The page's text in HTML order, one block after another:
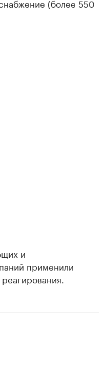
(более 550
и
применили